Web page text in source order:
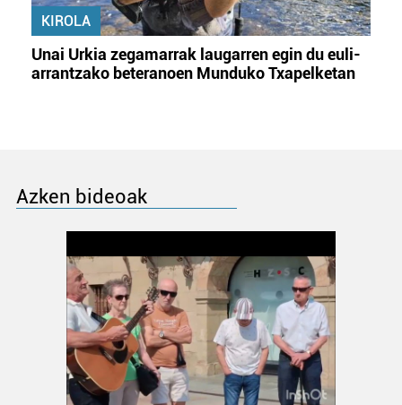
KIROLA
Unai Urkia zegamarrak laugarren egin du euli-
arrantzako beteranoen Munduko Txapelketan
Azken bideoak